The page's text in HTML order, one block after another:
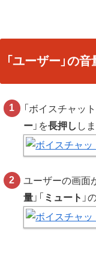
「ユーザー」の
「ボイスチャッ
ー 」を長押し し
ユーザーの画面
量 」「 ミュート 」